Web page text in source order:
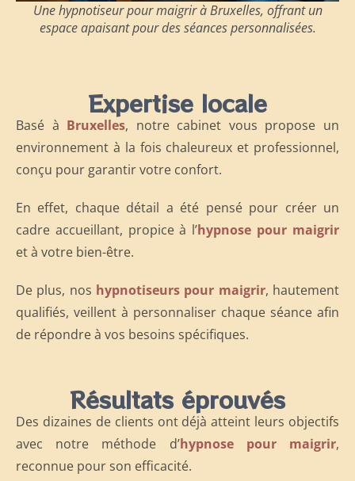
Une hypnotiseur pour maigrir à Bruxelles, offrant un
espace apaisant pour des séances personnalisées.
Expertise locale
Basé à Bruxelles, notre cabinet vous propose un
environnement à la fois chaleureux et professionnel,
conçu pour garantir votre confort.
En effet, chaque détail a été pensé pour créer un
cadre accueillant, propice à l’hypnose pour maigrir
et à votre bien-être.
De plus, nos hypnotiseurs pour maigrir, hautement
qualifiés, veillent à personnaliser chaque séance afin
de répondre à vos besoins spécifiques.
Résultats éprouvés
Des dizaines de clients ont déjà atteint leurs objectifs
avec notre méthode d’hypnose pour maigrir,
reconnue pour son efficacité.